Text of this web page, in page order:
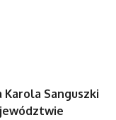
Karola Sanguszki